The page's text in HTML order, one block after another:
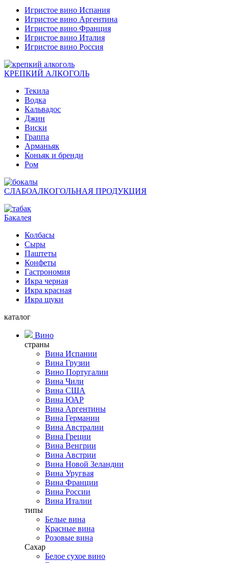
Игристое вино Испания
Игристое вино Аргентина
Игристое вино Франция
Игристое вино Италия
Игристое вино Россия
КРЕПКИЙ АЛКОГОЛЬ
Текила
Водка
Кальвадос
Джин
Виски
Граппа
Арманьяк
Коньяк и бренди
Ром
СЛАБОАЛКОГОЛЬНАЯ ПРОДУКЦИЯ
Бакалея
Колбасы
Сыры
Паштеты
Конфеты
Гастрономия
Икра черная
Икра красная
Икра щуки
каталог
Вино
страны
Вина Испании
Вина Грузии
Вино Португалии
Вина Чили
Вина США
Вина ЮАР
Вина Аргентины
Вина Германии
Вина Австралии
Вина Греции
Вина Венгрии
Вина Австрии
Вина Новой Зеландии
Вина Уругвая
Вина Франции
Вина России
Вина Италии
типы
Белые вина
Красные вина
Розовые вина
Сахар
Белое сухое вино